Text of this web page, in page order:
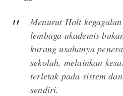
Menurut Holt
lembaga akademis
kurang usahanya
sekolah, melainkan
terletak pada sistem
sendiri.